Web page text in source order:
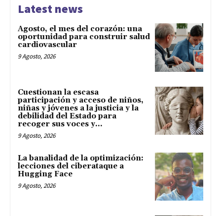
Latest news
Agosto, el mes del corazón: una
oportunidad para construir salud
cardiovascular
9 Agosto, 2026
Cuestionan la escasa
participación y acceso de niños,
niñas y jóvenes a la justicia y la
debilidad del Estado para
recoger sus voces y...
9 Agosto, 2026
La banalidad de la optimización:
lecciones del ciberataque a
Hugging Face
9 Agosto, 2026